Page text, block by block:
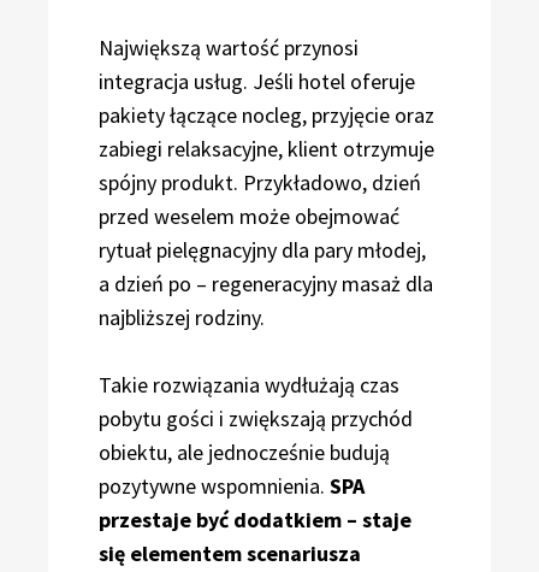
Największą wartość przynosi
integracja usług. Jeśli hotel oferuje
pakiety łączące nocleg, przyjęcie oraz
zabiegi relaksacyjne, klient otrzymuje
spójny produkt. Przykładowo, dzień
przed weselem może obejmować
rytuał pielęgnacyjny dla pary młodej,
a dzień po – regeneracyjny masaż dla
najbliższej rodziny.
Takie rozwiązania wydłużają czas
pobytu gości i zwiększają przychód
obiektu, ale jednocześnie budują
pozytywne wspomnienia. SPA
przestaje być dodatkiem – staje
się elementem scenariusza